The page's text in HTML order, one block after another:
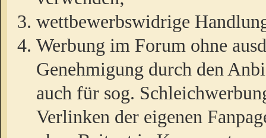
wettbewerbswidrige
Werbung im Forum ohne
Genehmigung durch den
auch für sog.
Verlinken der eigenen